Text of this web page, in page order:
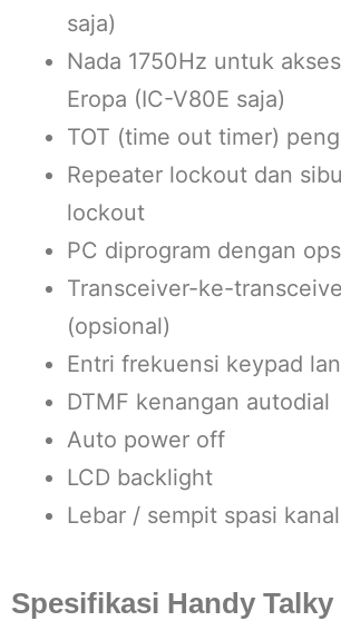
saja)
Nada 1750Hz untuk
Eropa (IC-V80E saja)
TOT (time out timer)
Repeater lockout dan
lockout
PC diprogram dengan
Transceiver-ke-
(opsional)
Entri frekuensi keypad
DTMF kenangan autodial
Auto power off
LCD backlight
Lebar / sempit spasi kanal
Spesifikasi Handy Talky